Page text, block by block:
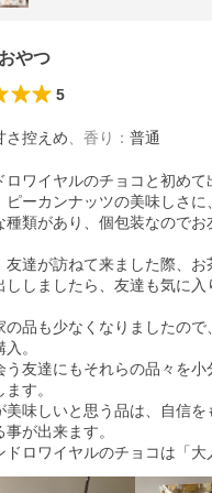
やつ
5
さ控えめ 香り ： 普通
ロワイヤルのチョコと初めて
ーカンナッツの美味しさに
類があり、個包装なのでお
達が訪ねて来ました際、お
ししましたら、友達も気に
品も少なくなりましたので
。
友達にもそれらの品々を小
す。
味しいと思う品は、自信を
が出来ます。
ロワイヤルのチョコは「大